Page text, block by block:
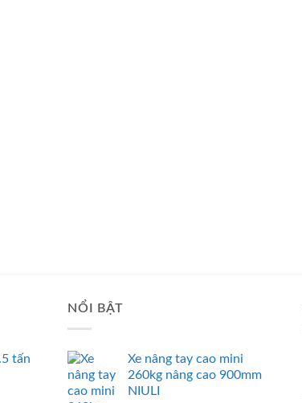
tấn
NỔI BẬT
Xe nâng tay cao mini
260kg nâng cao 900mm
NIULI